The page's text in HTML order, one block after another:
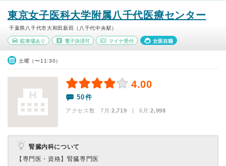
東京女子医科大学附属八千代医療センター
千葉県八千代市大和田新田（八千代中央駅）
駐車場あり 電子決済可 マイナ受付 女医在籍
土曜（〜11:30）
4.00
50件
アクセス数 7月:2,719 | 6月:2,998
腎臓内科について
【専門医・資格】 腎臓専門医